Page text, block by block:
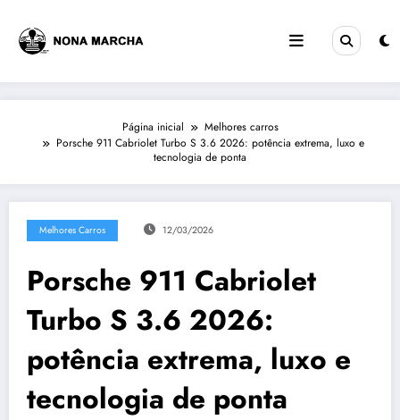
conteúdo
Página inicial
Melhores carros
Porsche 911 Cabriolet Turbo S 3.6 2026: potência extrema, luxo e
tecnologia de ponta
Melhores Carros 12/03/2026
Porsche 911 Cabriolet
Turbo S 3.6 2026:
potência extrema, luxo e
tecnologia de ponta